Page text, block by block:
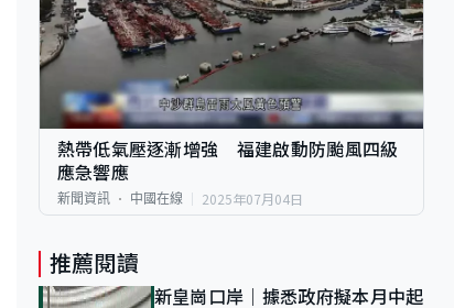
熱帶低氣壓逐漸增強 福建啟動防颱風四級
應急響應
新聞資訊 中國在線 2025年07月04日
推薦閱讀
新皇崗口岸｜據悉政府擬本月中起